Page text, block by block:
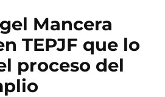
Mancera
TEPJF que lo
proceso del